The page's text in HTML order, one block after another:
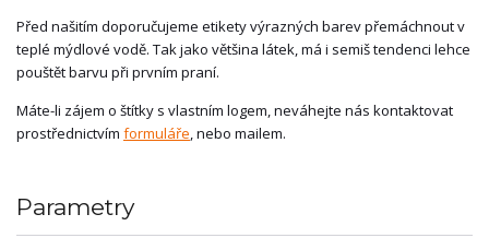
Před našitím doporučujeme etikety výrazných barev přemáchnout v
teplé mýdlové vodě. Tak jako většina látek, má i semiš tendenci lehce
pouštět barvu při prvním praní.
Máte-li zájem o štítky s vlastním logem, neváhejte nás kontaktovat
prostřednictvím formuláře, nebo mailem.
Parametry